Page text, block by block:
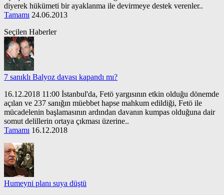
diyerek hükümeti bir ayaklanma ile devirmeye destek verenler..
Tamamı 24.06.2013
Seçilen Haberler
7 sanıklı Balyoz davası kapandı mı?
16.12.2018 11:00 İstanbul'da, Fetö yargısının etkin olduğu dönemde
açılan ve 237 sanığın müebbet hapse mahkum edildiği, Fetö ile
mücadelenin başlamasının ardından davanın kumpas olduğuna dair
somut delillerin ortaya çıkması üzerine..
Tamamı 16.12.2018
Humeyni planı suya düştü